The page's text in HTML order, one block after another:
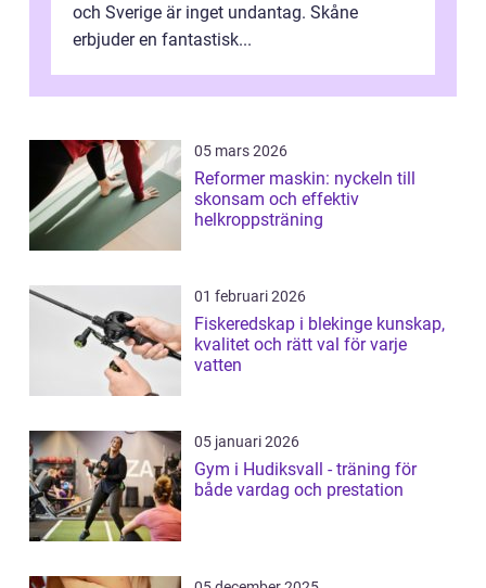
och Sverige är inget undantag. Skåne
erbjuder en fantastisk...
05 mars 2026
Reformer maskin: nyckeln till
skonsam och effektiv
helkroppsträning
01 februari 2026
Fiskeredskap i blekinge kunskap,
kvalitet och rätt val för varje
vatten
05 januari 2026
Gym i Hudiksvall - träning för
både vardag och prestation